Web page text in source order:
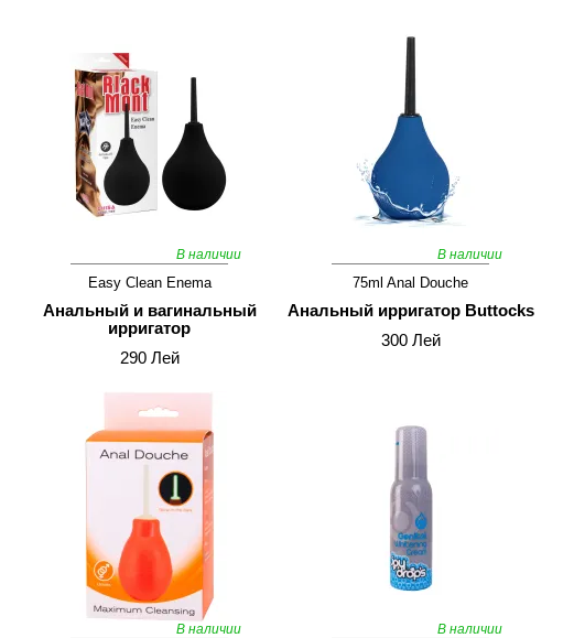
В наличии
Easy Clean Enema
Анальный и вагинальный
ирригатор
290 Лей
В наличии
75ml Anal Douche
Анальный ирригатор Buttocks
300 Лей
В наличии В наличии